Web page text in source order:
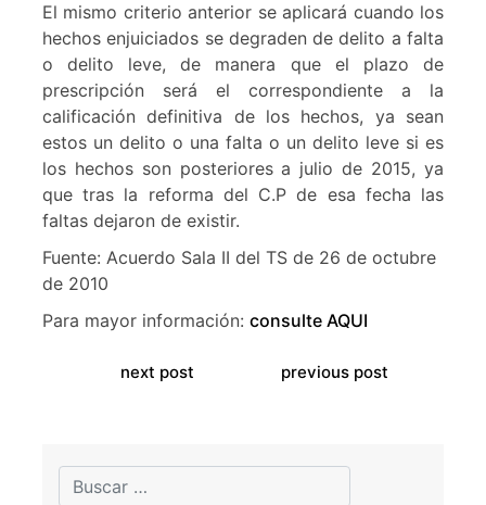
El mismo criterio anterior se aplicará cuando los
hechos enjuiciados se degraden de delito a falta
o delito leve, de manera que el plazo de
prescripción será el correspondiente a la
calificación definitiva de los hechos, ya sean
estos un delito o una falta o un delito leve si es
los hechos son posteriores a julio de 2015, ya
que tras la reforma del C.P de esa fecha las
faltas dejaron de existir.
Fuente: Acuerdo Sala II del TS de 26 de octubre
de 2010
Para mayor información: consulte AQUI
previous post
next post